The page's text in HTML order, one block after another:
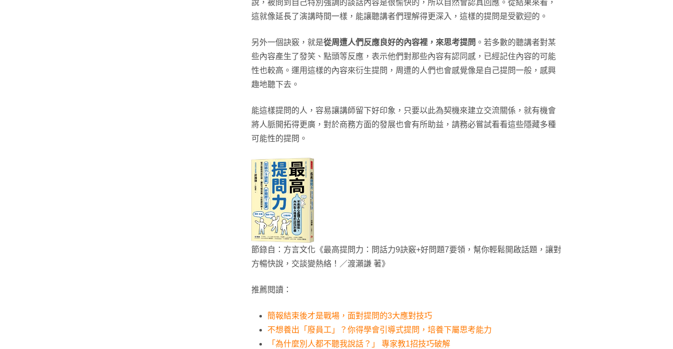
說，被問到自己特別強調的談話內容是很愉快的，所以自然會認真回應。從結果來看，
這就像延長了演講時間一樣，能讓聽講者們理解得更深入，這樣的提問是受歡迎的。
另外一個訣竅，就是從周遭人們反應良好的內容裡，來思考提問 。若多數的聽講者對某
些內容產生了發笑、點頭等反應，表示他們對那些內容有認同感，已經記住內容的可能
性也較高。運用這樣的內容來衍生提問，周遭的人們也會感覺像是自己提問一般，感興
趣地聽下去。
能這樣提問的人，容易讓講師留下好印象，只要以此為契機來建立交流關係，就有機會
將人脈開拓得更廣，對於商務方面的發展也會有所助益，請務必嘗試看看這些隱藏多種
可能性的提問。
節錄自：方言文化《最高提問力：問話力9訣竅+好問題7要領，幫你輕鬆開啟話題，讓對
方暢快說，交談變熱絡！／渡瀨謙 著》
推薦閱讀：
簡報結束後才是戰場，面對提問的3大應對技巧
不想養出「廢員工」？你得學會引導式提問，培養下屬思考能力
「為什麼別人都不聽我說話？」 專家教1招技巧破解